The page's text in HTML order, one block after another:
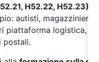
H52.22, H52.23)
autisti, magazzinieri
logistica,
postali.